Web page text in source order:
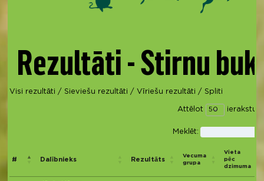
Rezultāti - Stirnu
Visi rezultāti / Sieviešu rezultāti / Vīriešu rezultāti / Spliti
Attēlot ierakstus
Meklēt:
# Dalībnieks Rezultāts
Vecuma
grupa
Vieta
pēc
dzimuma